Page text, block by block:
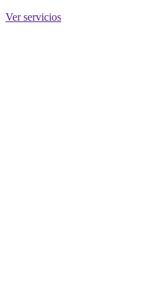
Ver servicios